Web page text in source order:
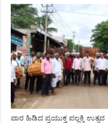
ವಾರ ಹಿಡಿದ ಪ್ರಯುಕ್ತ ಪಲ್ಲಕ್ಕಿ ಉತ್ಸವ